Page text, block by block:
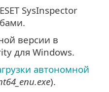
SysInspector
версии в
для Windows.
автономной
).